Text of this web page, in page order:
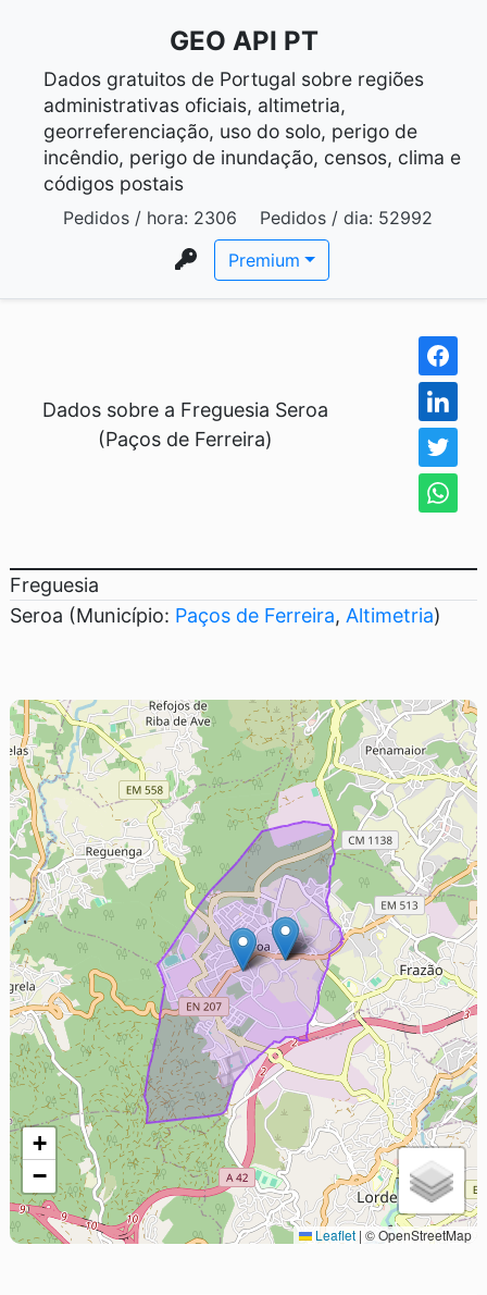
GEO API PT
Dados gratuitos de Portugal sobre regiões
administrativas oficiais, altimetria,
georreferenciação, uso do solo, perigo de
incêndio, perigo de inundação, censos, clima e
códigos postais
Pedidos / hora: 2306 Pedidos / dia: 52992
Premium
Dados sobre a Freguesia Seroa
(Paços de Ferreira)
Freguesia
Seroa (Município: Paços de Ferreira, Altimetria)
+
−
Leaflet | © OpenStreetMap